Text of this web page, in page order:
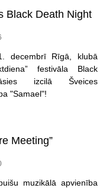
Black Death Night
decembrī Rīgā, klubā
festivāla Black
izcilā Šveices
"Samael"!
Meeting”
muzikālā apvienība